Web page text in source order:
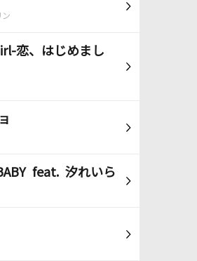
ン
恋、はじめまし
feat. 汐れいら